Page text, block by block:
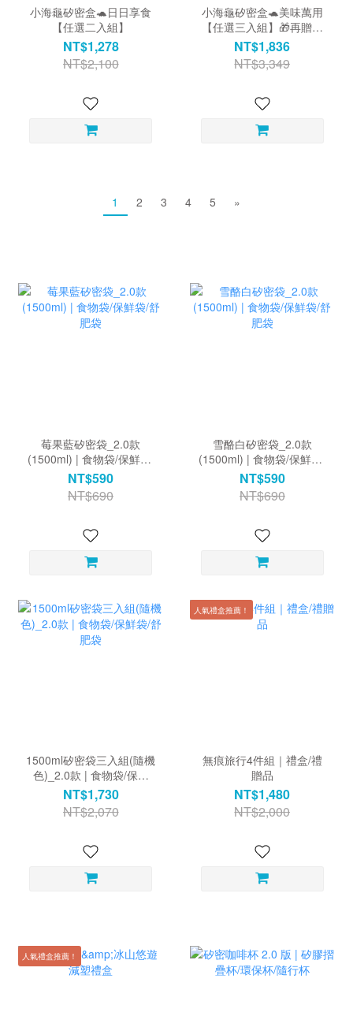
小海龜矽密盒🐢日日享食
【任選二入組】
NT$1,278
NT$2,100
小海龜矽密盒🐢美味萬用
【任選三入組】🎁再贈專
屬禮
NT$1,836
NT$3,349
1 2 3 4 5 »
莓果藍矽密袋_2.0款
(1500ml) | 食物袋/保鮮袋/
舒肥袋
NT$590
NT$690
雪酪白矽密袋_2.0款
(1500ml) | 食物袋/保鮮袋/
舒肥袋
NT$590
NT$690
1500ml矽密袋三入組(隨機
色)_2.0款 | 食物袋/保鮮
袋/舒肥袋
NT$1,730
NT$2,070
人氣禮盒推薦！
無痕旅行4件組｜禮盒/禮
贈品
NT$1,480
NT$2,000
人氣禮盒推薦！